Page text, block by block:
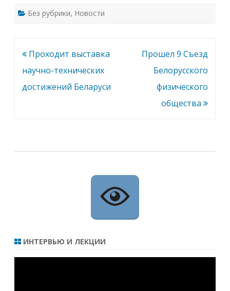
Без рубрики, Новости
Навигация
по
записям
Проходит выставка
научно-технических
достижений Беларуси
Прошел 9 Съезд
Белорусского
физического
общества
ИНТЕРВЬЮ И ЛЕКЦИИ
Видеоплеер